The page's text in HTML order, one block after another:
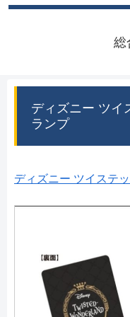
総
ディズニー ツイ
ランプ
ディズニー ツイステ